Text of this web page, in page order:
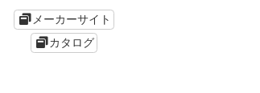
メーカーサイト
カタログ